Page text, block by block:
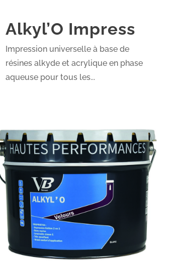
Alkyl’O Impress
Impression universelle à base de
résines alkyde et acrylique en phase
aqueuse pour tous les...